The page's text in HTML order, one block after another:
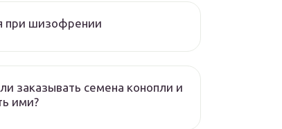
при шизофрении
заказывать семена конопли и
ими?